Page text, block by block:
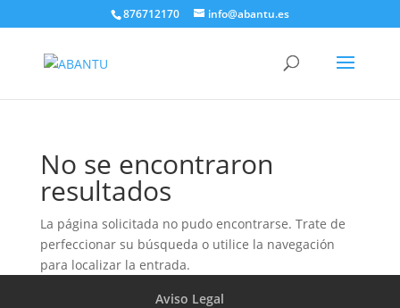
876712170 info@abantu.es
No se encontraron
resultados
La página solicitada no pudo encontrarse. Trate de
perfeccionar su búsqueda o utilice la navegación
para localizar la entrada.
Aviso Legal